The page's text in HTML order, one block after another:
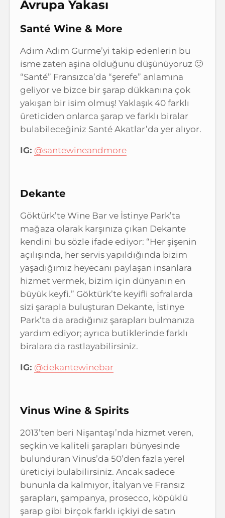
Avrupa Yakası
Santé Wine & More
Adım Adım Gurme’yi takip edenlerin bu
isme zaten aşina olduğunu düşünüyoruz 🙂
“Santé” Fransızca’da “şerefe” anlamına
geliyor ve bizce bir şarap dükkanına çok
yakışan bir isim olmuş! Yaklaşık 40 farklı
üreticiden onlarca şarap ve farklı biralar
bulabileceğiniz Santé Akatlar’da yer alıyor.
IG: @santewineandmore
Dekante
Göktürk’te Wine Bar ve İstinye Park’ta
mağaza olarak karşınıza çıkan Dekante
kendini bu sözle ifade ediyor: “Her şişenin
açılışında, her servis yapıldığında bizim
yaşadığımız heyecanı paylaşan insanlara
hizmet vermek, bizim için dünyanın en
büyük keyfi.” Göktürk’te keyifli sofralarda
sizi şarapla buluşturan Dekante, İstinye
Park’ta da aradığınız şarapları bulmanıza
yardım ediyor; ayrıca butiklerinde farklı
biralara da rastlayabilirsiniz.
IG: @dekantewinebar
Vinus Wine & Spirits
2013’ten beri Nişantaşı’nda hizmet veren,
seçkin ve kaliteli şarapları bünyesinde
bulunduran Vinus’da 50’den fazla yerel
üreticiyi bulabilirsiniz. Ancak sadece
bununla da kalmıyor, İtalyan ve Fransız
şarapları, şampanya, prosecco, köpüklü
şarap gibi birçok farklı içkiyi de satın